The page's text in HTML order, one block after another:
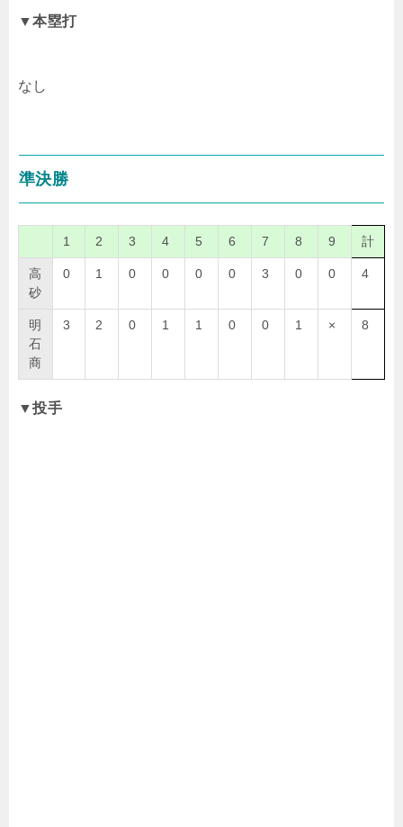
▼本塁打
なし
準決勝
1 2 3 4 5 6 7 8 9 計
高
砂
0 1 0 0 0 0 3 0 0 4
明
石
商
3 2 0 1 1 0 0 1 × 8
▼投手